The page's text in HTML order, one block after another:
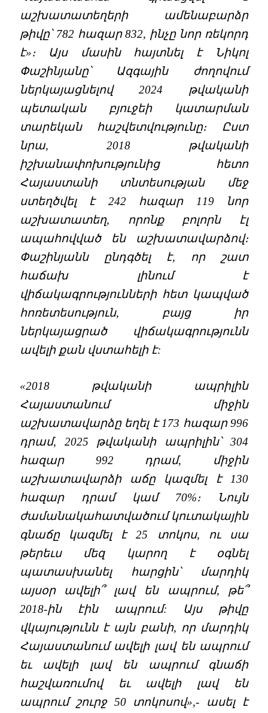
աշխատատեղերի ամենաբարձր
թիվը՝ 782 հազար 832, ինչը նոր ռեկորդ
է»։ Այս մասին հայտնել է Նիկոլ
Փաշինյանը՝ Ազգային ժողովում
ներկայացնելով 2024 թվականի
պետական բյուջեի կատարման
տարեկան հաշվետվությունը։ Ըստ
նրա, 2018 թվականի
իշխանափոխությունից հետո
Հայաստանի տնտեսության մեջ
ստեղծվել է 242 հազար 119 նոր
աշխատատեղ, որոնք բոլորն էլ
ապահովված են աշխատավարձով։
Փաշինյանն ընդգծել է, որ շատ
հաճախ լինում է
վիճակագրությունների հետ կապված
հոռետեսություն, բայց իր
ներկայացրած վիճակագրությունն
ավելի քան վստահելի է:
«2018 թվականի ապրիլին
Հայաստանում միջին
աշխատավարձը եղել է 173 հազար 996
դրամ, 2025 թվականի ապրիլին՝ 304
հազար 992 դրամ, միջին
աշխատավարձի աճը կազմել է 130
հազար դրամ կամ 70%։ Նույն
ժամանակահատվածում կուտակային
գնաճը կազմել է 25 տոկոս, ու սա
թերեւս մեզ կարող է օգնել
պատասխանել հարցին՝ մարդիկ
այսօր ավելի՞ լավ են ապրում, թե՞
2018-ին էին ապրում: Այս թիվը
վկայությունն է այն բանի, որ մարդիկ
Հայաստանում ավելի լավ են ապրում
եւ ավելի լավ են ապրում գնաճի
հաշվառումով եւ ավելի լավ են
ապրում շուրջ 50 տոկոսով»,- ասել է